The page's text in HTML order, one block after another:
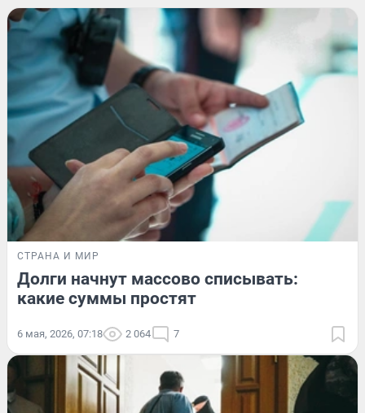
СТРАНА И МИР
Долги начнут массово списывать:
какие суммы простят
6 мая, 2026, 07:18 2 064 7